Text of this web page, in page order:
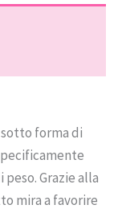
forma di
Grazie alla
mira a favorire